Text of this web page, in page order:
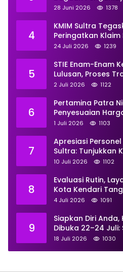
Dua Anggota
28 Juni 2026 1378
4
KMIM Sultra
Peringatkan
Proses Hukum
24 Juli 2026 1239
5
STIE Enam-Enam
Lulusan, Proses
Universitas Resmi
2 Juli 2026 1122
6
Pertamina Patra
Penyesuaian
Juli 2026, Berikut
1 Juli 2026 1103
7
Apresiasi
Sultra: Tunjukkan
untuk Masyarakat
10 Juli 2026 1102
8
Evaluasi Rutin,
Kota Kendari
Juni
4 Juli 2026 1091
9
Siapkan Diri
Dibuka 22–24 Juli:
Lowongan dari 30
18 Juli 2026 1030